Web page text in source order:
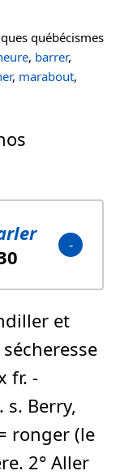
québécismes
, barrer,
, marabout,
et
fr. -
s. Berry,
ronger (le
2° Aller